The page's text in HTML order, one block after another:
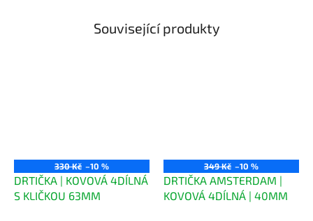
Související produkty
330 Kč –10 %
DRTIČKA | KOVOVÁ 4DÍLNÁ
S KLIČKOU 63MM
349 Kč –10 %
DRTIČKA AMSTERDAM |
KOVOVÁ 4DÍLNÁ | 40MM